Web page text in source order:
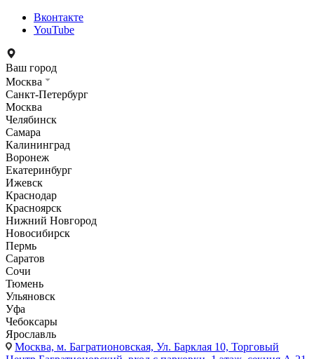
Вконтакте
YouTube
Ваш город
Москва
Санкт-Петербург
Москва
Челябинск
Самара
Калининград
Воронеж
Екатеринбург
Ижевск
Краснодар
Красноярск
Нижний Новгород
Новосибирск
Пермь
Саратов
Сочи
Тюмень
Ульяновск
Уфа
Чебоксары
Ярославль
Москва, м. Багратионовская, Ул. Барклая 10, Торговый